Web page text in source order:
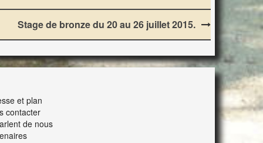
Stage de bronze du 20 au 26 juillet 2015.
et plan
contacter
de nous